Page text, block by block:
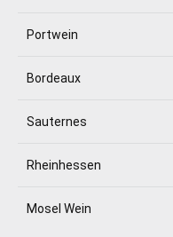
Portwein
Bordeaux
Sauternes
Rheinhessen
Mosel Wein